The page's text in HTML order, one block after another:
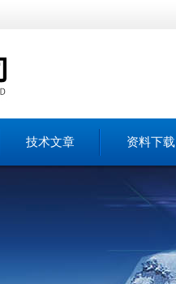
技术文章 资料下载